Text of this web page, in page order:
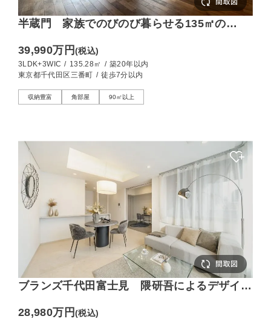
半蔵門 家族でのびのび暮らせる135㎡の
39,990万円(税込)
3LDK+3WIC / 135.28㎡ / 築20年以内
東京都千代田区三番町 / 徒歩7分以内
収納豊富 角部屋 90㎡以上
ブランズ千代田富士見 隈研吾によるデザイン
28,980万円(税込)